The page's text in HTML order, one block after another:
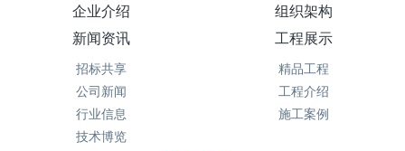
企业介绍
组织架构
新闻资讯
招标共享
公司新闻
行业信息
技术博览
工程展示
精品工程
工程介绍
施工案例